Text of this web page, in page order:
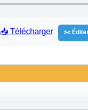
📥 Télécharger ✂️